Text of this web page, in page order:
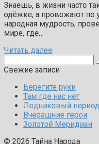
Знаешь, в жизни часто
одёжке, а провожают по
народная мудрость,
мире, где…
Читать далее
Свежие записи
Берегите руки
Там где нас нет
Ледниковый период
Вчерашние герои
Золотой Меридиан
© 2026 Тайна Народа